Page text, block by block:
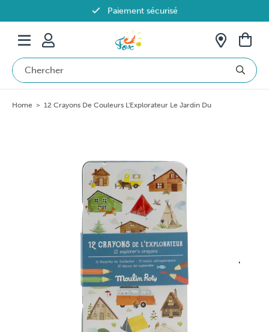
Paiement sécurisé
Livraison offerte dès 69€ en Belgique
Home > 12 Crayons De Couleurs L'Explorateur Le Jardin Du